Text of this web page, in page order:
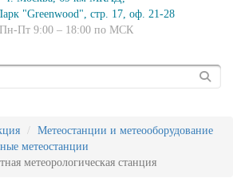
"Greenwood", стр. 17, оф. 21-28
Пн-Пт 9:00 – 18:00 по МСК
Метеостанции и метеооборудование
метеостанции
метеорологическая станция